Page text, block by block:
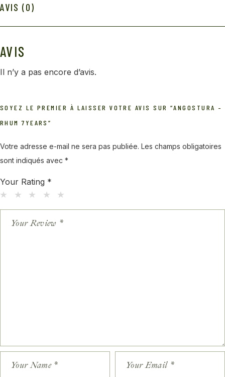
AVIS (0)
AVIS
Il n’y a pas encore d’avis.
SOYEZ LE PREMIER À LAISSER VOTRE AVIS SUR “ANGOSTURA –
RHUM 7YEARS”
Votre adresse e-mail ne sera pas publiée. Les champs obligatoires
sont indiqués avec *
Your Rating *